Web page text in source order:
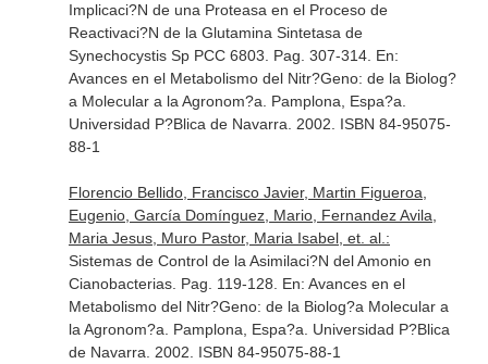
Implicaci?N de una Proteasa en el Proceso de
Reactivaci?N de la Glutamina Sintetasa de
Synechocystis Sp PCC 6803. Pag. 307-314. En:
Avances en el Metabolismo del Nitr?Geno: de la Biolog?
a Molecular a la Agronom?a . Pamplona, Espa?a.
Universidad P?Blica de Navarra. 2002. ISBN 84-95075-
88-1
Florencio Bellido, Francisco Javier, Martin Figueroa,
Eugenio, García Domínguez, Mario, Fernandez Avila,
Maria Jesus, Muro Pastor, Maria Isabel, et. al.:
Sistemas de Control de la Asimilaci?N del Amonio en
Cianobacterias. Pag. 119-128. En: Avances en el
Metabolismo del Nitr?Geno: de la Biolog?a Molecular a
la Agronom?a . Pamplona, Espa?a. Universidad P?Blica
de Navarra. 2002. ISBN 84-95075-88-1